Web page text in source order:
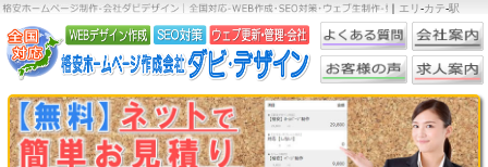
｜ エリ-カテ-駅